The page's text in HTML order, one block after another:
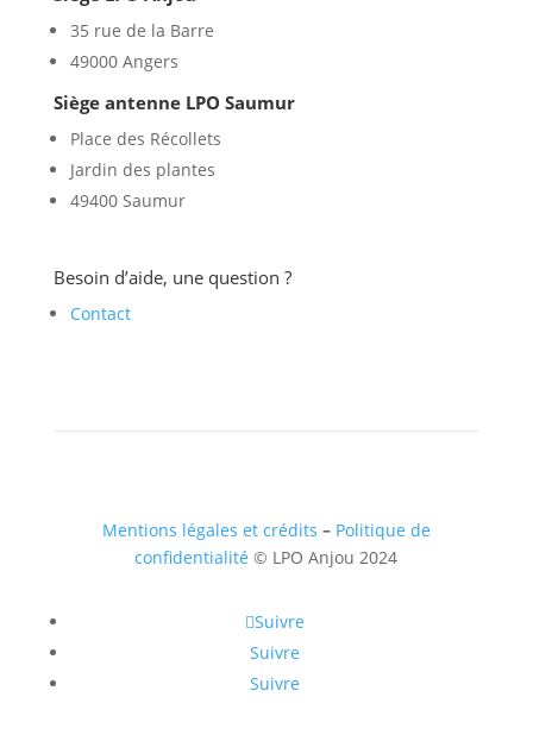
35 rue de la Barre
49000 Angers
Siège antenne LPO Saumur
Place des Récollets
Jardin des plantes
49400 Saumur
Besoin d’aide, une question ?
Contact
Mentions légales et crédits – Politique de
confidentialité © LPO Anjou 2024
Suivre
Suivre
Suivre